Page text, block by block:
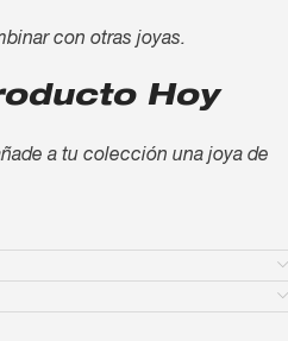
con otras joyas.
Hoy
a tu colección una joya de